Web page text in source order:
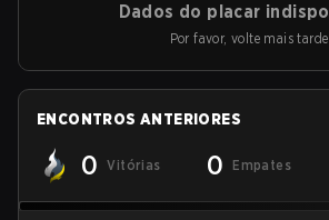
Dados do placar
Por favor, volte mais tarde
ENCONTROS ANTERIORES
0 Vitórias 0 Empates